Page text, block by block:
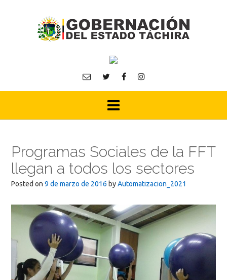
Programas Sociales de la FFT
llegan a todos los sectores
Posted on 9 de marzo de 2016 byAutomatizacion_2021